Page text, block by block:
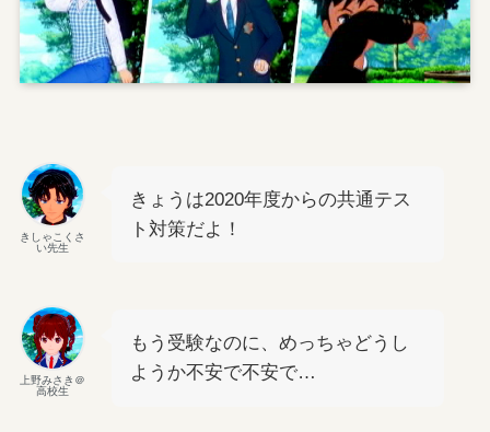
きしゃこくさ
い先生
きょうは2020年度からの共通テス
ト対策だよ！
上野みさき＠
高校生
もう受験なのに、めっちゃどうし
ようか不安で不安で…